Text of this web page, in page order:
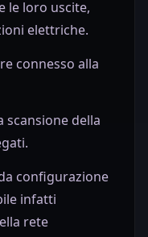
le loro uscite,
elettriche.
connesso alla
scansione della
configurazione
infatti
rete